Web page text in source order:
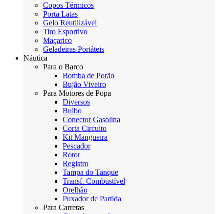
Copos Térmicos
Porta Latas
Gelo Reutilizável
Tiro Esportivo
Maçarico
Geladeiras Portáteis
Náutica
Para o Barco
Bomba de Porão
Bujão Viveiro
Para Motores de Popa
Diversos
Bulbo
Conector Gasolina
Corta Circuito
Kit Mangueira
Pescador
Rotor
Registro
Tampa do Tanque
Transf. Combustível
Orelhão
Puxador de Partida
Para Carretas